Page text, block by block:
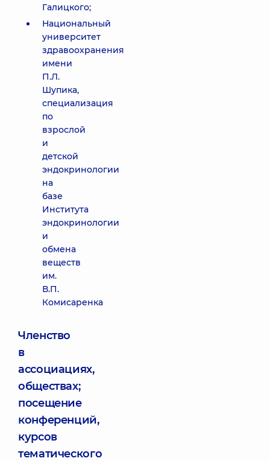
Галицкого;
Национальный
университет
здравоохранения
имени
П.Л.
Шупика,
специализация
по
взрослой
и
детской
эндокринологии
на
базе
Института
эндокринологии
и
обмена
веществ
им.
В.П.
Комисаренка
Членство
в
ассоциациях,
обществах;
посещение
конференций,
курсов
тематического